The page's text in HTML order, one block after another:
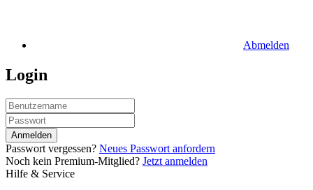
Abmelden
Login
Anmelden
Passwort vergessen? Neues Passwort anfordern
Noch kein Premium-Mitglied? Jetzt anmelden
Hilfe & Service